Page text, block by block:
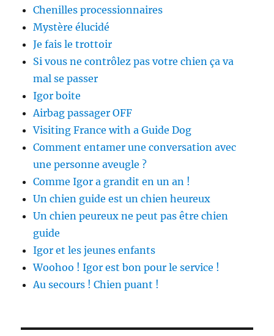
Chenilles processionnaires
Mystère élucidé
Je fais le trottoir
Si vous ne contrôlez pas votre chien ça va
mal se passer
Igor boite
Airbag passager OFF
Visiting France with a Guide Dog
Comment entamer une conversation avec
une personne aveugle ?
Comme Igor a grandit en un an !
Un chien guide est un chien heureux
Un chien peureux ne peut pas être chien
guide
Igor et les jeunes enfants
Woohoo ! Igor est bon pour le service !
Au secours ! Chien puant !